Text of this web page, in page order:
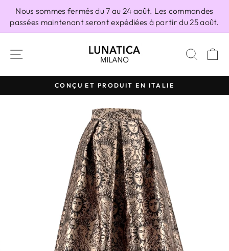
contenu
Nous sommes fermés du 7 au 24 août. Les commandes
passées maintenant seront expédiées à partir du 25 août.
Diaporama
Pause
CONÇU ET PRODUIT EN ITALIE